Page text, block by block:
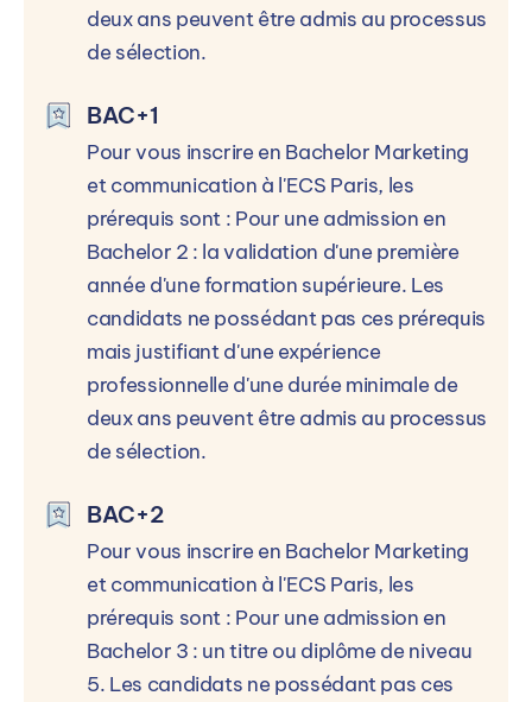
deux ans peuvent être admis au processus
de sélection.
BAC+1
Pour vous inscrire en Bachelor Marketing
et communication à l'ECS Paris, les
prérequis sont : Pour une admission en
Bachelor 2 : la validation d'une première
année d'une formation supérieure. Les
candidats ne possédant pas ces prérequis
mais justifiant d'une expérience
professionnelle d'une durée minimale de
deux ans peuvent être admis au processus
de sélection.
BAC+2
Pour vous inscrire en Bachelor Marketing
et communication à l'ECS Paris, les
prérequis sont : Pour une admission en
Bachelor 3 : un titre ou diplôme de niveau
5. Les candidats ne possédant pas ces
Ou
ECS - European Communication
Autres campus ECS - European
Communication School
La formation est dispensée en alternance sur 10
Communication School.
ECS - European Communication